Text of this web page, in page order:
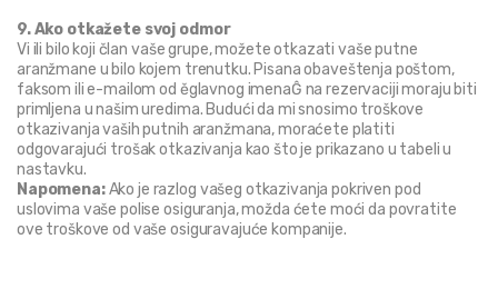
9. Ako otkažete svoj odmor
Vi ili bilo koji član vaše grupe, možete otkazati vaše putne
aranžmane u bilo kojem trenutku. Pisana obaveštenja poštom,
faksom ili e-mailom od ěglavnog imenaĜ na rezervaciji moraju biti
primljena u našim uredima. Budući da mi snosimo troškove
otkazivanja vaših putnih aranžmana, moraćete platiti
odgovarajući trošak otkazivanja kao što je prikazano u tabeli u
nastavku.
Napomena: Ako je razlog vašeg otkazivanja pokriven pod
uslovima vaše polise osiguranja, možda ćete moći da povratite
ove troškove od vaše osiguravajuće kompanije.